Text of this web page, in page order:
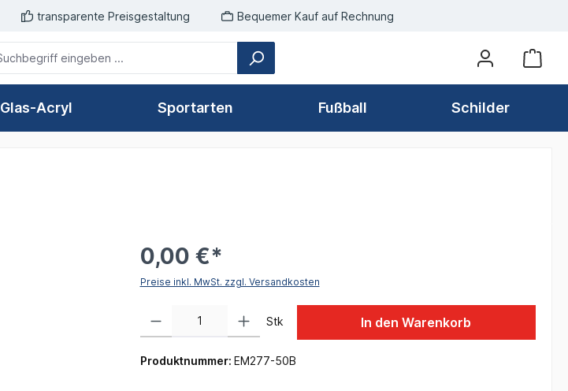
transparente Preisgestaltung Bequemer Kauf auf Rechnung
Glas-Acryl Sportarten Fußball Schilder
0,00 €*
Preise inkl. MwSt. zzgl. Versandkosten
Stk In den Warenkorb
Produktnummer: EM277-50B